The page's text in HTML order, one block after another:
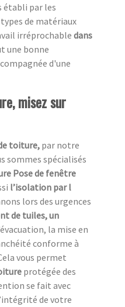
établi par les
de matériaux
irréprochable dans
une bonne
d'une
misez sur
toiture, par notre
sommes spécialisés
Pose de fenêtre
l’isolation par l
lors des urgences
de tuiles, un
la mise en
conforme à
vous permet
protégée des
se fait avec
de votre